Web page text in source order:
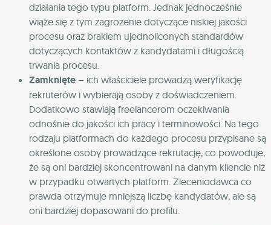
działania tego typu platform. Jednak jednocześnie
wiąże się z tym zagrożenie dotyczące niskiej jakości
procesu oraz brakiem ujednoliconych standardów
dotyczących kontaktów z kandydatami i długością
trwania procesu.
Zamknięte – ich właściciele prowadzą weryfikację
rekruterów i wybierają osoby z doświadczeniem.
Dodatkowo stawiają freelancerom oczekiwania
odnośnie do jakości ich pracy i terminowości. Na tego
rodzaju platformach do każdego procesu przypisane są
określone osoby prowadzące rekrutację, co powoduje,
że są oni bardziej skoncentrowani na danym kliencie niż
w przypadku otwartych platform. Zleceniodawca co
prawda otrzymuje mniejszą liczbę kandydatów, ale są
oni bardziej dopasowani do profilu.